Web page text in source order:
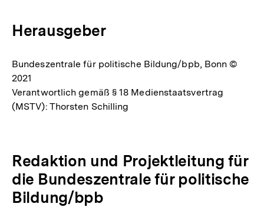
Herausgeber
Bundeszentrale für politische Bildung/bpb, Bonn ©
2021
Verantwortlich gemäß § 18 Medienstaatsvertrag
(MSTV): Thorsten Schilling
Redaktion und Projektleitung für
die Bundeszentrale für politische
Bildung/bpb